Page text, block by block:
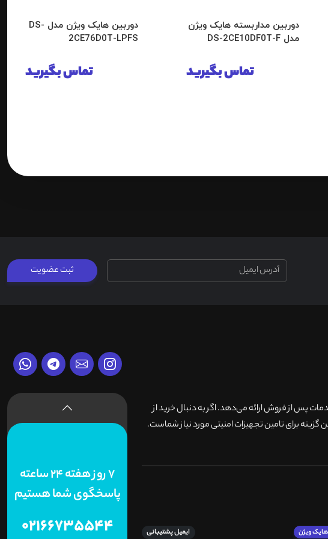
دوربین مداربسته هایک ویژن
مدل DS-2CE10DF0T-F
تماس بگیرید
دوربین هایک ویژن مدل DS-
2CE76D0T-LPFS
تماس بگیرید
ثبت عضویت
و خدمات پس از فروش ارائه می‌دهد. اگر به دنبال خرید از
برای تامین تجهیزات امنیتی مورد نیاز شماست.
ویژن ایمیل پشتیبانی
7 روز هفته 24 ساعته
پاسخگوی شما هستیم
02166735544